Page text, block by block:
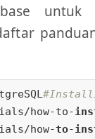
untuk
how-to-
how-to-